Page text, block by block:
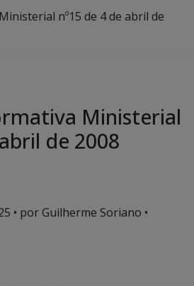
nº15 de 4 de abril de
Ministerial
de 2008
• por Guilherme Soriano •